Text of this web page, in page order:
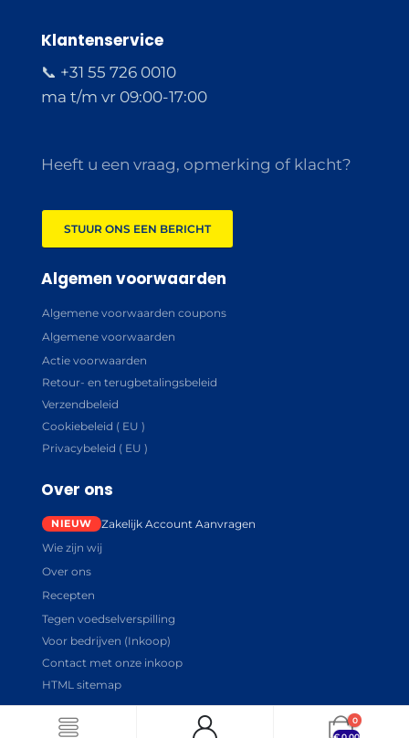
Klantenservice
📞 +31 55 726 0010
ma t/m vr 09:00-17:00
Heeft u een vraag, opmerking of klacht?
STUUR ONS EEN BERICHT
Algemen voorwaarden
Algemene voorwaarden coupons
Algemene voorwaarden
Actie voorwaarden
Retour- en terugbetalingsbeleid
Verzendbeleid
Cookiebeleid ( EU )
Privacybeleid ( EU )
Over ons
Zakelijk Account Aanvragen
Wie zijn wij
Over ons
Recepten
Tegen voedselverspilling
Voor bedrijven (Inkoop)
Contact met onze inkoop
HTML sitemap
0